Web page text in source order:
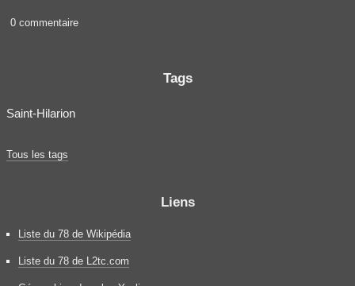
0 commentaire
Tags
Saint-Hilarion
Tous les tags
Liens
Liste du 78 de Wikipédia
Liste du 78 de L2tc.com